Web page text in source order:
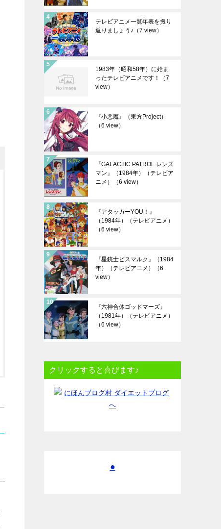
テレビアニメ一覧年表を振り
返りましょう♪ （7 view）
1983年（昭和58年）に始ま
ったテレビアニメです！
（7
view）
『小悪魔』（東方Project）
（6 view）
『GALACTIC PATROL レンズ
マン』（1984年）（テレビア
ニメ）
（6 view）
『アタッカーYOU！』
（1984年）（テレビアニメ）
（6 view）
『星銃士ビスマルク』（1984
年）（テレビアニメ）
（6
view）
『六神合体ゴッドマーズ』
（1981年）（テレビアニメ）
（6 view）
クリックすると喜びます♪
●